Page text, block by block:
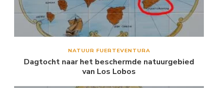
NATUUR FUERTEVENTURA
Dagtocht naar het beschermde natuurgebied
van Los Lobos